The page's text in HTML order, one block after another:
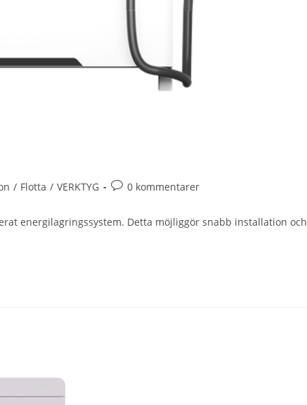
/ Flotta / VERKTYG 0 kommentarer
energilagringssystem. Detta möjliggör snabb installation och